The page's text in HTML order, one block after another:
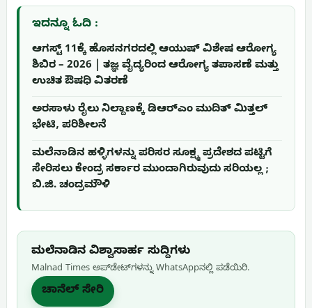
ಇದನ್ನೂ ಓದಿ :
ಆಗಸ್ಟ್ 11ಕ್ಕೆ ಹೊಸನಗರದಲ್ಲಿ ಆಯುಷ್ ವಿಶೇಷ ಆರೋಗ್ಯ
ಶಿಬಿರ – 2026 | ತಜ್ಞ ವೈದ್ಯರಿಂದ ಆರೋಗ್ಯ ತಪಾಸಣೆ ಮತ್ತು
ಉಚಿತ ಔಷಧಿ ವಿತರಣೆ
ಅರಸಾಳು ರೈಲು ನಿಲ್ದಾಣಕ್ಕೆ ಡಿಆರ್‌ಎಂ ಮುದಿತ್ ಮಿತ್ತಲ್
ಭೇಟಿ, ಪರಿಶೀಲನೆ
ಮಲೆನಾಡಿನ ಹಳ್ಳಿಗಳನ್ನು ಪರಿಸರ ಸೂಕ್ಷ್ಮ ಪ್ರದೇಶದ ಪಟ್ಟಿಗೆ
ಸೇರಿಸಲು ಕೇಂದ್ರ ಸರ್ಕಾರ ಮುಂದಾಗಿರುವುದು ಸರಿಯಲ್ಲ ;
ಬಿ.ಜಿ. ಚಂದ್ರಮೌಳಿ
ಮಲೆನಾಡಿನ ವಿಶ್ವಾಸಾರ್ಹ ಸುದ್ದಿಗಳು
Malnad Times ಅಪ್‌ಡೇಟ್‌ಗಳನ್ನು WhatsApp‌ನಲ್ಲಿ ಪಡೆಯಿರಿ.
ಚಾನೆಲ್ ಸೇರಿ